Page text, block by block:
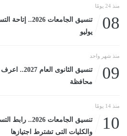
منذ 24 يومًا
08
يوليو
منذ شهر واحد
09
محافظة
منذ 14 يومًا
10
تنسيق الجامعات
والكليات التى تشترط اجتيازها